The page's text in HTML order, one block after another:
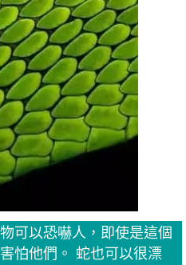
可以恐嚇人，即使是這個
怕他們。 蛇也可以很漂